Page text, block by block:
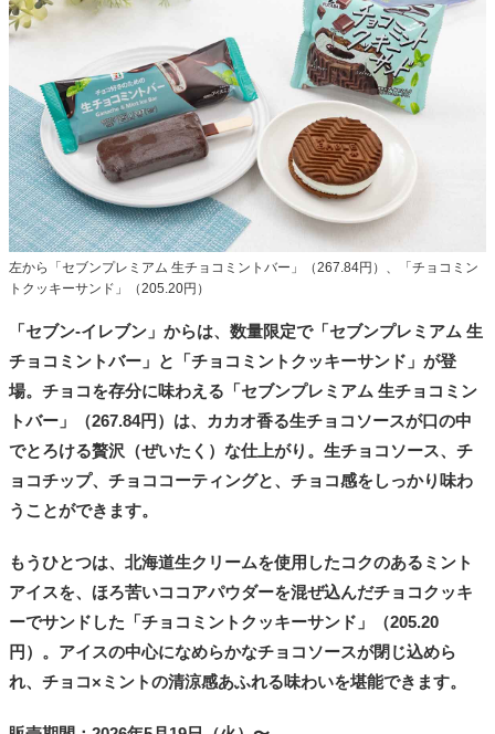
左から「セブンプレミアム 生チョコミントバー」（267.84円）、「チョコミン
トクッキーサンド」（205.20円）
「セブン-イレブン」からは、数量限定で「セブンプレミアム 生
チョコミントバー」と「チョコミントクッキーサンド」が登
場。チョコを存分に味わえる「セブンプレミアム 生チョコミン
トバー」（267.84円）は、カカオ香る生チョコソースが口の中
でとろける贅沢（ぜいたく）な仕上がり。生チョコソース、チ
ョコチップ、チョココーティングと、チョコ感をしっかり味わ
うことができます。
もうひとつは、北海道生クリームを使用したコクのあるミント
アイスを、ほろ苦いココアパウダーを混ぜ込んだチョコクッキ
ーでサンドした「チョコミントクッキーサンド」（205.20
円）。アイスの中心になめらかなチョコソースが閉じ込めら
れ、チョコ×ミントの清涼感あふれる味わいを堪能できます。